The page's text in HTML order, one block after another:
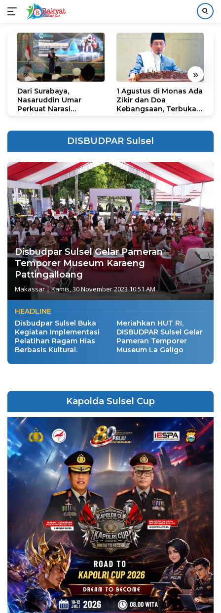
konten
« »
Dari Surabaya,
Nasaruddin Umar
Perkuat Narasi
1 Agustus di Monas Ada
Zikir dan Doa
Kebangsaan, Terbuka
DISBUDPAR Sulsel
Disbudpar Sulsel Gelar Pameran
Temporer Museum Karaeng
Pattingalloang
Makassar|Kamis, 30 November 2023 10:51 AM
HEADLINE
Disbudpar Sulsel Buka
Kegiatan Implementasi
Pelatihan Ragam Hias
Berbasis Kultural.
Meriahkan HUT RI,
DISBUDPAR Sulsel Gelar
Pameran Temporer
Museum La Galigo
Kapolda Sulsel Cup